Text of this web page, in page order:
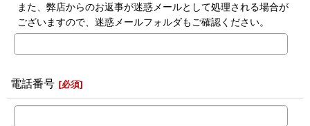
また、弊店からのお返事が迷惑メールとして処理される場合が
ございますので、迷惑メールフォルダもご確認ください。
電話番号 [必須]